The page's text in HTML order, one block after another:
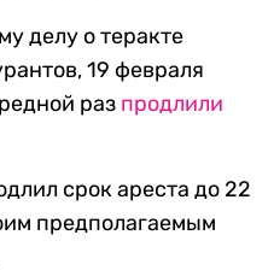
делу о теракте
19 февраля
раз продлили
срок ареста до 22
предполагаемым